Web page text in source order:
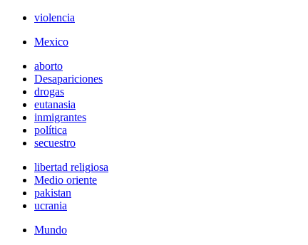
violencia
Mexico
aborto
Desapariciones
drogas
eutanasia
inmigrantes
política
secuestro
libertad religiosa
Medio oriente
pakistan
ucrania
Mundo